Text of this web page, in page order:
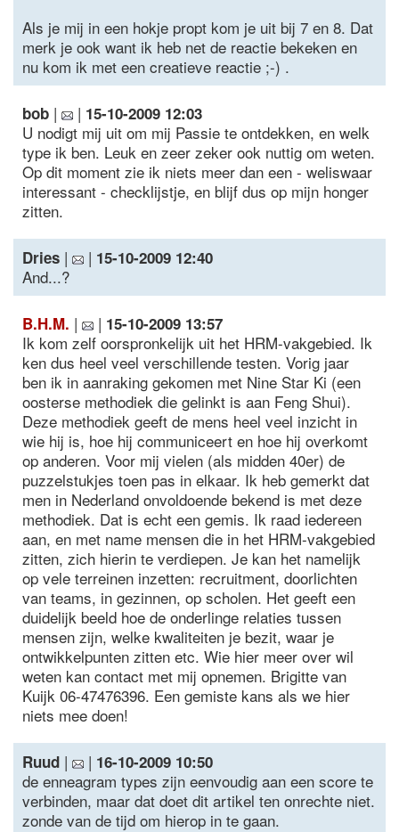
Als je mij in een hokje propt kom je uit bij 7 en 8. Dat
merk je ook want ik heb net de reactie bekeken en
nu kom ik met een creatieve reactie ;-) .
bob | | 15-10-2009 12:03
U nodigt mij uit om mij Passie te ontdekken, en welk
type ik ben. Leuk en zeer zeker ook nuttig om weten.
Op dit moment zie ik niets meer dan een - weliswaar
interessant - checklijstje, en blijf dus op mijn honger
zitten.
Dries | | 15-10-2009 12:40
And...?
B.H.M. | | 15-10-2009 13:57
Ik kom zelf oorspronkelijk uit het HRM-vakgebied. Ik
ken dus heel veel verschillende testen. Vorig jaar
ben ik in aanraking gekomen met Nine Star Ki (een
oosterse methodiek die gelinkt is aan Feng Shui).
Deze methodiek geeft de mens heel veel inzicht in
wie hij is, hoe hij communiceert en hoe hij overkomt
op anderen. Voor mij vielen (als midden 40er) de
puzzelstukjes toen pas in elkaar. Ik heb gemerkt dat
men in Nederland onvoldoende bekend is met deze
methodiek. Dat is echt een gemis. Ik raad iedereen
aan, en met name mensen die in het HRM-vakgebied
zitten, zich hierin te verdiepen. Je kan het namelijk
op vele terreinen inzetten: recruitment, doorlichten
van teams, in gezinnen, op scholen. Het geeft een
duidelijk beeld hoe de onderlinge relaties tussen
mensen zijn, welke kwaliteiten je bezit, waar je
ontwikkelpunten zitten etc. Wie hier meer over wil
weten kan contact met mij opnemen. Brigitte van
Kuijk 06-47476396. Een gemiste kans als we hier
niets mee doen!
Ruud | | 16-10-2009 10:50
de enneagram types zijn eenvoudig aan een score te
verbinden, maar dat doet dit artikel ten onrechte niet.
zonde van de tijd om hierop in te gaan.